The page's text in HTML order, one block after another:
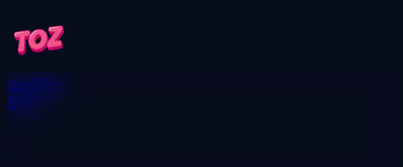
IgreBlog
Skini